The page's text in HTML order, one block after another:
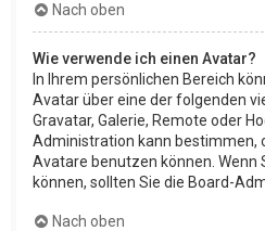
Nach oben
Wie verwende ich einen Avatar?
In Ihrem persönlichen Bereich
Avatar über eine der folgenden
Gravatar, Galerie, Remote oder
Administration kann bestimmen,
Avatare benutzen können. Wenn
können, sollten Sie die Board-
Nach oben